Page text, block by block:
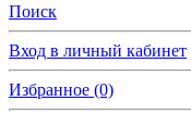
Поиск
Вход в личный кабинет
Избранное (0)